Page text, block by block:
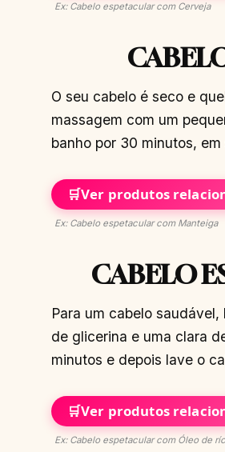
Ex: Cabelo espetacular com Cerveja
O seu cabelo é seco e
massagem com um
banho por 30 minutos,
🛒Ver produtos
Ex: Cabelo espetacular com Manteiga
CABELO
Para um cabelo
de glicerina e uma clara
minutos e depois lave o
🛒Ver produtos
Ex: Cabelo espetacular com Óleo de